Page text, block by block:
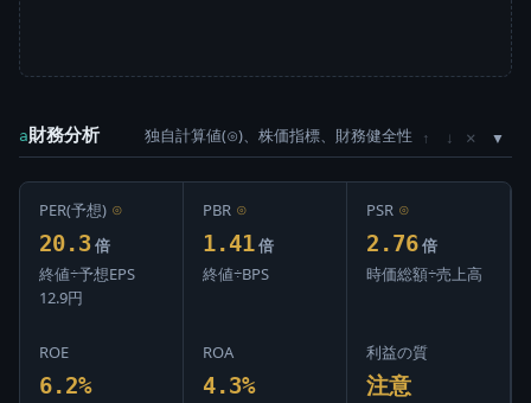
a財務分析 独自計算値(⊙)、株価指標、財務健全性 ↑ ↓ ×
PER(予想) ⊙
20.3 倍
終値÷予想EPS
12.9円
PBR ⊙
1.41 倍
終値÷BPS
PSR ⊙
2.76 倍
時価総額÷売上高
ROE
6.2%
ROA
4.3%
利益の質
注意